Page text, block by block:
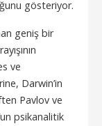
gösteriyor.
geniş bir
ve
Darwin’in
Pavlov ve
psikanalitik